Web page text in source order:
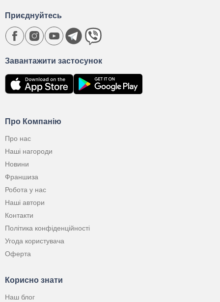
Про Компанію
Про нас
Наші нагороди
Новини
Франшиза
Робота у нас
Наші автори
Контакти
Політика конфіденційності
Угода користувача
Оферта
Корисно знати
Наш блог
Завантажити застосунок
Приєднуйтесь